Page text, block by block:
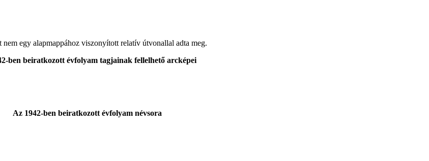
nem egy alapmappához viszonyított relatív útvonallal adta meg.
ben beiratkozott évfolyam tagjainak fellelhető arcképei
Az 1942-ben beiratkozott évfolyam névsora